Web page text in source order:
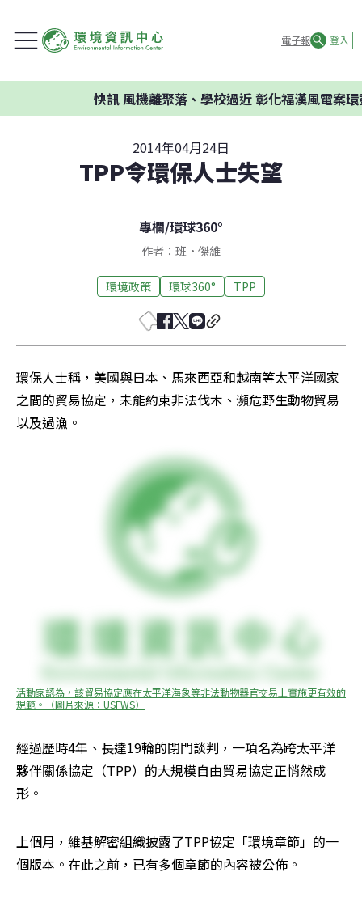
電子報 登入
快訊風機離聚落、學校過近 彰化福漢風電案環委
2014年04月24日
TPP令環保人士失望
專欄/環球360°
作者：班•傑維
環境政策 環球360° TPP
環保人士稱，美國與日本、馬來西亞和越南等太平洋國家
之間的貿易協定，未能約束非法伐木、瀕危野生動物貿易
以及過漁。
活動家認為，該貿易協定應在太平洋海象等非法動物器官交易上實施更有效的
規範。（圖片來源：USFWS）
經過歷時4年、長達19輪的閉門談判，一項名為跨太平洋
夥伴關係協定（TPP）的大規模自由貿易協定正悄然成
形。
上個月，維基解密組織披露了TPP協定「環境章節」的一
個版本。在此之前，已有多個章節的內容被公佈。